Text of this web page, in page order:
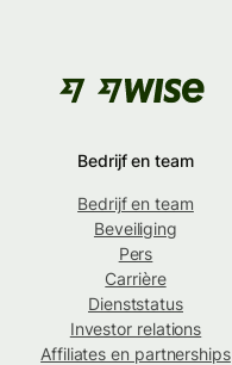
Bedrijf en team
Bedrijf en team
Beveiliging
Pers
Carrière
Dienststatus
Investor relations
Affiliates en partnerships